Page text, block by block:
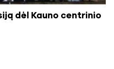
dėl Kauno centrinio